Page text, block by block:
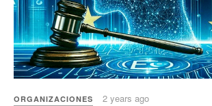
ORGANIZACIONES 2 years ago